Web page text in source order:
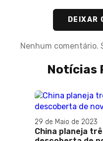
DEIXAR
Nenhum comentário.
Notícias
29 de Maio de 2023
China planeja